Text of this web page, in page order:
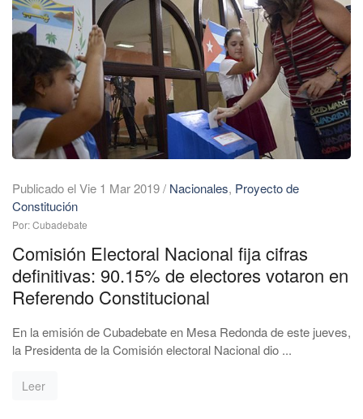
Publicado el Vie 1 Mar 2019/ Nacionales, Proyecto de
Constitución
Por: Cubadebate
Comisión Electoral Nacional fija cifras
definitivas: 90.15% de electores votaron en
Referendo Constitucional
En la emisión de Cubadebate en Mesa Redonda de este jueves,
la Presidenta de la Comisión electoral Nacional dio ...
Leer